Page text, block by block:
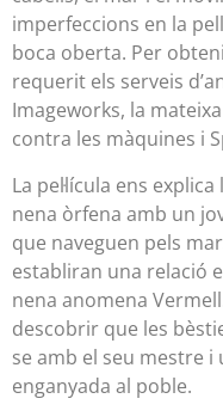
imperfeccions en la
boca oberta. Per
requerit els serveis
Imageworks, la
contra les màquines i
La pel·lícula ens
nena òrfena amb un
que naveguen pels
establiran una relació
nena anomena
descobrir que les
se amb el seu mestre
enganyada al poble.